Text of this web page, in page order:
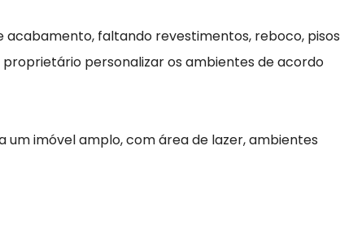
faltando revestimentos, reboco, pisos
personalizar os ambientes de acordo
imóvel amplo, com área de lazer, ambientes